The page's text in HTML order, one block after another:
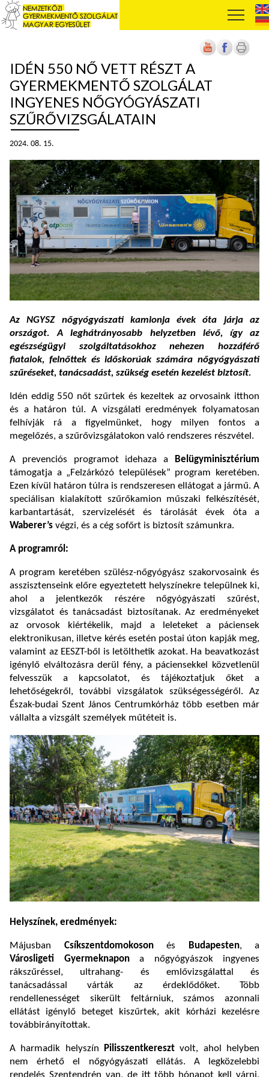
IDÉN 550 NŐ VETT RÉSZT A
GYERMEKMENTŐ SZOLGÁLAT
INGYENES NŐGYÓGYÁSZATI
SZŰRŐVIZSGÁLATAIN
2024. 08. 15.
Az NGYSZ nőgyógyászati kamionja évek óta járja az
országot. Aleghátrányosabb helyzetben lévő, így az
egészségügyi szolgáltatásokhoz nehezen hozzáférő
fiatalok, felnőttek és időskorúak számára nőgyógyászati
szűréseket, tanácsadást, szükség esetén kezelést biztosít.
Idén eddig 550 nőt szűrtek és kezeltek az orvosaink itthon
és a határon túl. A vizsgálati eredmények folyamatosan
felhívják rá a figyelmünket, hogy milyen fontos a
megelőzés, a szűrővizsgálatokon való rendszeres részvétel.
A prevenciós programot idehaza a
Belügyminisztérium
támogatja a „Felzárkózó települések” program keretében.
Ezen kívül határon túlra is rendszeresen ellátogat a jármű. A
speciálisan kialakított szűrőkamion műszaki felkészítését,
karbantartását, szervizelését és tárolását évek óta a
Waberer’s végzi, és a cég sofőrt is biztosít számunkra.
A programról:
A program keretében szülész-nőgyógyász szakorvosaink és
asszisztenseink előre egyeztetett helyszínekre települnek ki,
ahol a jelentkezők részére nőgyógyászati szűrést,
vizsgálatot és tanácsadást biztosítanak. Az eredményeket
az orvosok kiértékelik, majd a leleteket a páciensek
elektronikusan, illetve kérés esetén postai úton kapják meg,
valamint az EESZT-ből is letölthetik azokat. Ha beavatkozást
igénylő elváltozásra derül fény, a páciensekkel közvetlenül
felvesszük a kapcsolatot, és tájékoztatjuk őket a
lehetőségekről, további vizsgálatok szükségességéről. Az
Észak-budai Szent János Centrumkórház több esetben már
vállalta a vizsgált személyek műtéteit is.
Helyszínek, eredmények:
Májusban Csíkszentdomokoson és Budapesten, a
Városligeti Gyermeknapona nőgyógyászok ingyenes
rákszűréssel, ultrahang- és emlővizsgálattal és
tanácsadással várták az érdeklődőket. Több
rendellenességet sikerült feltárniuk, számos azonnali
ellátást igénylő beteget kiszűrtek, akit kórházi kezelésre
továbbirányítottak.
A harmadik helyszín Pilisszentkereszt volt, ahol helyben
nem érhető el nőgyógyászati ellátás. A legközelebbi